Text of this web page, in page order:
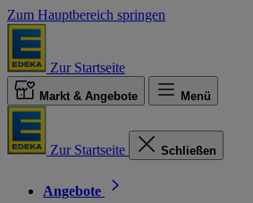
Zum Hauptbereich springen
Zur Startseite
Markt & Angebote Menü
Zur Startseite Schließen
Angebote